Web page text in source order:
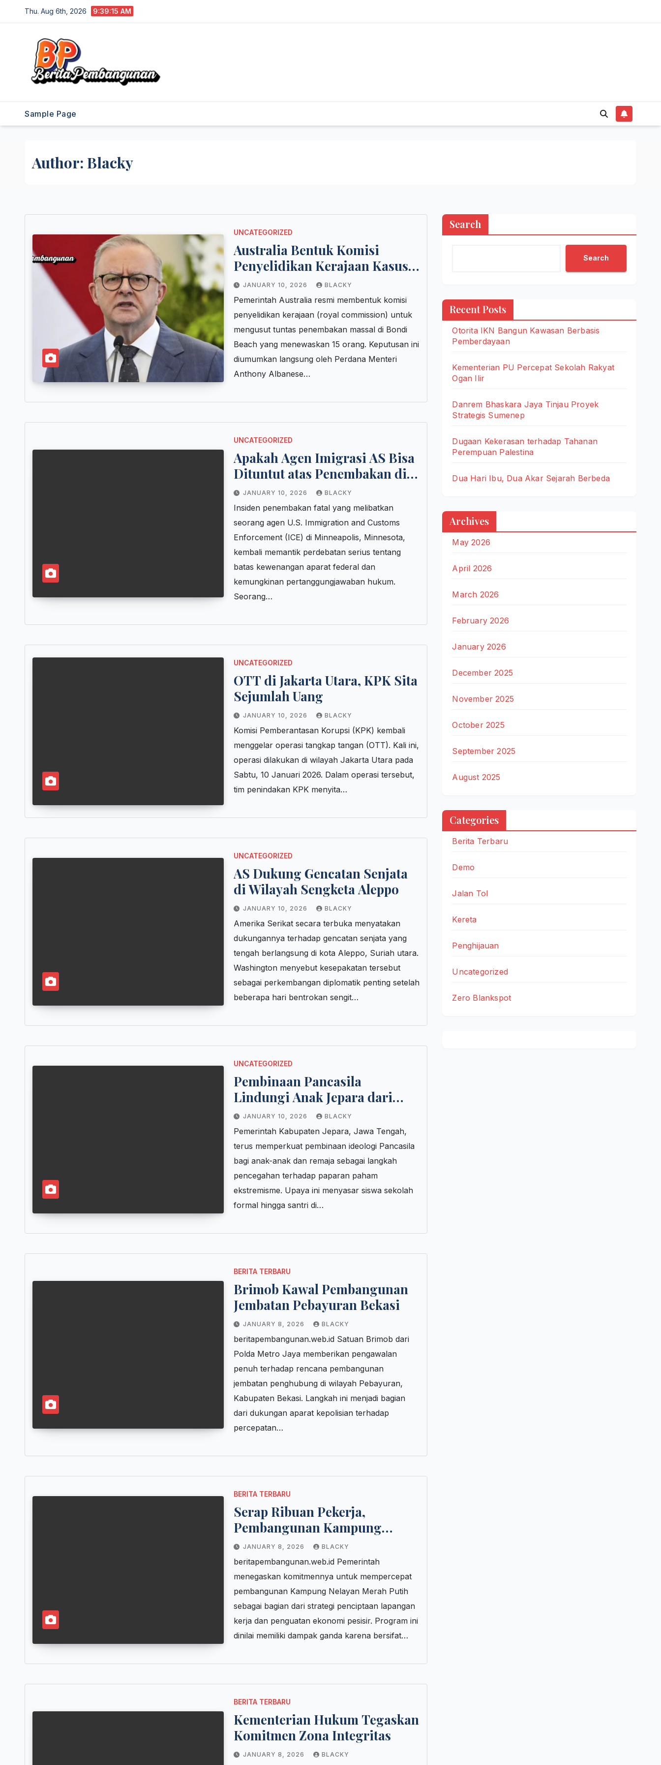
to
Thu. Aug 6th, 2026 9:39:16 AM
Sample Page
Author: Blacky
UNCATEGORIZED
Australia Bentuk Komisi
Penyelidikan Kerajaan Kasus
Bondi
JANUARY 10, 2026 BLACKY
Pemerintah Australia resmi membentuk komisi
penyelidikan kerajaan (royal commission) untuk
mengusut tuntas penembakan massal di Bondi
Beach yang menewaskan 15 orang. Keputusan ini
diumumkan langsung oleh Perdana Menteri
Anthony Albanese…
UNCATEGORIZED
Apakah Agen Imigrasi AS Bisa
Dituntut atas Penembakan di
Minneapolis?
JANUARY 10, 2026 BLACKY
Insiden penembakan fatal yang melibatkan
seorang agen U.S. Immigration and Customs
Enforcement (ICE) di Minneapolis, Minnesota,
kembali memantik perdebatan serius tentang
batas kewenangan aparat federal dan
kemungkinan pertanggungjawaban hukum.
Seorang…
UNCATEGORIZED
OTT di Jakarta Utara, KPK Sita
Sejumlah Uang
JANUARY 10, 2026 BLACKY
Komisi Pemberantasan Korupsi (KPK) kembali
menggelar operasi tangkap tangan (OTT). Kali ini,
operasi dilakukan di wilayah Jakarta Utara pada
Sabtu, 10 Januari 2026. Dalam operasi tersebut,
tim penindakan KPK menyita…
UNCATEGORIZED
AS Dukung Gencatan Senjata
di Wilayah Sengketa Aleppo
JANUARY 10, 2026 BLACKY
Amerika Serikat secara terbuka menyatakan
dukungannya terhadap gencatan senjata yang
tengah berlangsung di kota Aleppo, Suriah utara.
Washington menyebut kesepakatan tersebut
sebagai perkembangan diplomatik penting setelah
beberapa hari bentrokan sengit…
UNCATEGORIZED
Pembinaan Pancasila
Lindungi Anak Jepara dari
Paparan Ekstremisme
JANUARY 10, 2026 BLACKY
Pemerintah Kabupaten Jepara, Jawa Tengah,
terus memperkuat pembinaan ideologi Pancasila
bagi anak-anak dan remaja sebagai langkah
pencegahan terhadap paparan paham
ekstremisme. Upaya ini menyasar siswa sekolah
formal hingga santri di…
BERITA TERBARU
Brimob Kawal Pembangunan
Jembatan Pebayuran Bekasi
JANUARY 8, 2026 BLACKY
beritapembangunan.web.id Satuan Brimob dari
Polda Metro Jaya memberikan pengawalan
penuh terhadap rencana pembangunan
jembatan penghubung di wilayah Pebayuran,
Kabupaten Bekasi. Langkah ini menjadi bagian
dari dukungan aparat kepolisian terhadap
percepatan…
BERITA TERBARU
Serap Ribuan Pekerja,
Pembangunan Kampung
Nelayan Dipercepat
JANUARY 8, 2026 BLACKY
beritapembangunan.web.id Pemerintah
menegaskan komitmennya untuk mempercepat
pembangunan Kampung Nelayan Merah Putih
sebagai bagian dari strategi penciptaan lapangan
kerja dan penguatan ekonomi pesisir. Program ini
dinilai memiliki dampak ganda karena bersifat…
BERITA TERBARU
Kementerian Hukum Tegaskan
Komitmen Zona Integritas
JANUARY 8, 2026 BLACKY
Search
Search
Recent Posts
Otorita IKN Bangun Kawasan Berbasis
Pemberdayaan
Kementerian PU Percepat Sekolah Rakyat
Ogan Ilir
Danrem Bhaskara Jaya Tinjau Proyek
Strategis Sumenep
Dugaan Kekerasan terhadap Tahanan
Perempuan Palestina
Dua Hari Ibu, Dua Akar Sejarah Berbeda
Archives
May 2026
April 2026
March 2026
February 2026
January 2026
December 2025
November 2025
October 2025
September 2025
August 2025
Categories
Berita Terbaru
Demo
Jalan Tol
Kereta
Penghijauan
Uncategorized
Zero Blankspot